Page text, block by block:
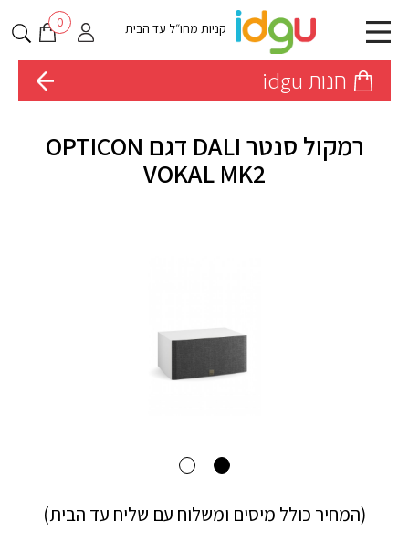
קניות מחו״ל עד הבית 0
חנות idgu
רמקול סנטר DALI דגם OPTICON
VOKAL MK2
(המחיר כולל מיסים ומשלוח עם שליח עד הבית)